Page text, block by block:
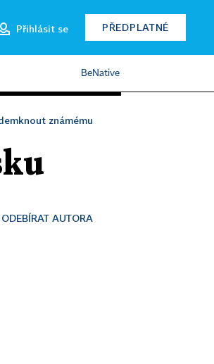
Přihlásit se PŘEDPLATNÉ
BeNative
známému
ODEBÍRAT AUTORA